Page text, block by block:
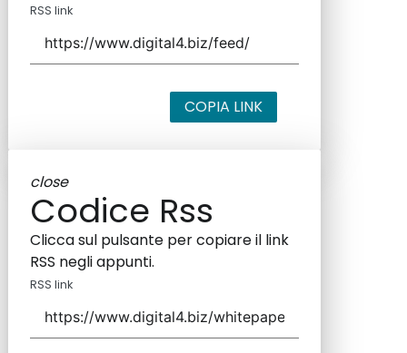
RSS link
COPIA LINK
close
Codice Rss
Clicca sul pulsante per copiare il link
RSS negli appunti.
RSS link